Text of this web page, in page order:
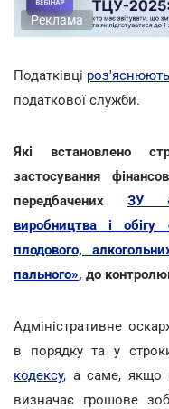
Реклама
Податківці роз'яснюють
податкової служби.
Які встановлено
застосування
передбачених ЗУ
виробництва і обігу
плодового,
пального», до
Адміністративне
в порядку та у
кодексу, а саме, якщо
визначає грошове